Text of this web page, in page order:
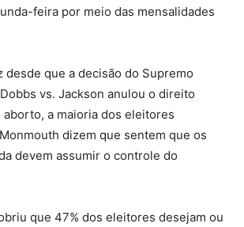
feira por meio das mensalidades
desde que a decisão do Supremo
vs. Jackson anulou o direito
a maioria dos eleitores
dizem que sentem que os
devem assumir o controle do
que 47% dos eleitores desejam ou